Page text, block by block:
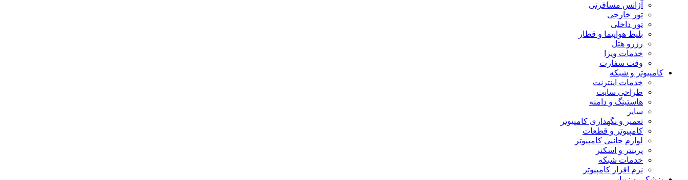
آژانس مسافرتی
تور خارجی
تور داخلی
بلیط هواپیما و قطار
رزرو هتل
خدمات ویزا
وقت سفارت
کامپیوتر و شبکه
خدمات اینترنت
طراحی سایت
هاستینگ و دامنه
سایر
تعمیر و نگهداری کامپیوتر
کامپیوتر و قطعات
لوازم جانبی کامپیوتر
پرینتر و اسکنر
خدمات شبکه
نرم افزار کامپیوتر